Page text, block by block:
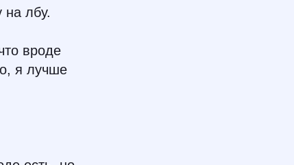
на лбу.
вроде
я лучше